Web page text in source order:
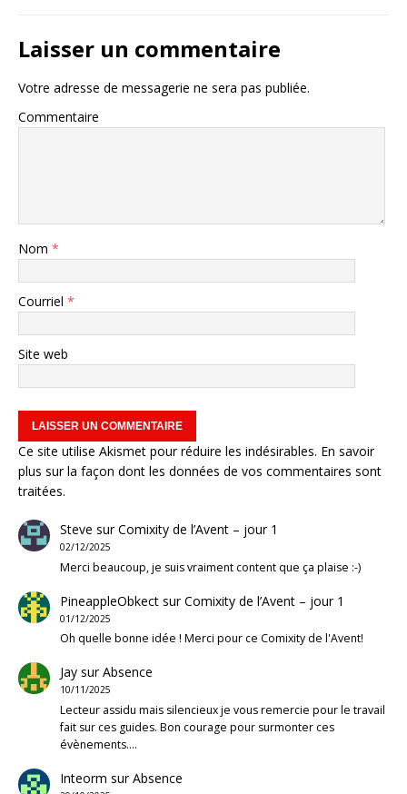
Laisser un commentaire
Votre adresse de messagerie ne sera pas publiée.
Commentaire
Nom *
Courriel *
Site web
Ce site utilise Akismet pour réduire les indésirables. En savoir
plus sur la façon dont les données de vos commentaires sont
traitées.
Steve surComixity de l’Avent – jour 1
02/12/2025
Merci beaucoup, je suis vraiment content que ça plaise :-)
PineappleObkectsurComixity de l’Avent – jour 1
01/12/2025
Oh quelle bonne idée ! Merci pour ce Comixity de l'Avent!
JaysurAbsence
10/11/2025
Lecteur assidu mais silencieux je vous remercie pour le travail
fait sur ces guides. Bon courage pour surmonter ces
évènements.…
Inteorm surAbsence